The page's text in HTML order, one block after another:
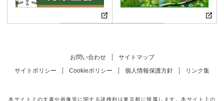
お問い合わせ
サイトマップ
サイトポリシー
Cookieポリシー 個人情報保護方針 リンク集
本サイト上の文書や画像等に関する諸権利は東京都に帰属します。本サイト上の